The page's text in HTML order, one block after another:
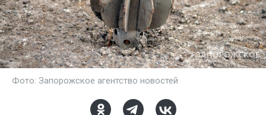
Фото: Запорожское агентство новостей